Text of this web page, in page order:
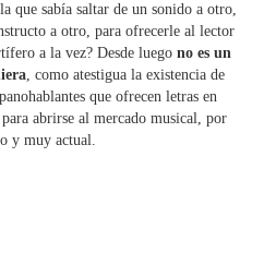
que sabía saltar de un sonido a otro,
a otro, para ofrecerle al lector
a la vez? Desde luego no es un
, como atestigua la existencia de
que ofrecen letras en
abrirse al mercado musical, por
y muy actual.